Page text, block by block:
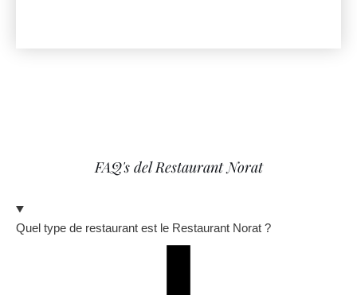
FAQ's del Restaurant Norat
Quel type de restaurant est le Restaurant Norat ?